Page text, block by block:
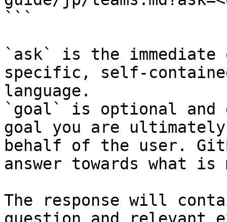
```
`ask` is the
specific, self-
language.
`goal` is optional and
goal you are
behalf of the user.
answer towards what
The response will